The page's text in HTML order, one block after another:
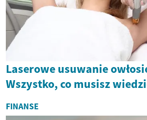
Laserowe usuwanie
Wszystko, co musisz
FINANSE